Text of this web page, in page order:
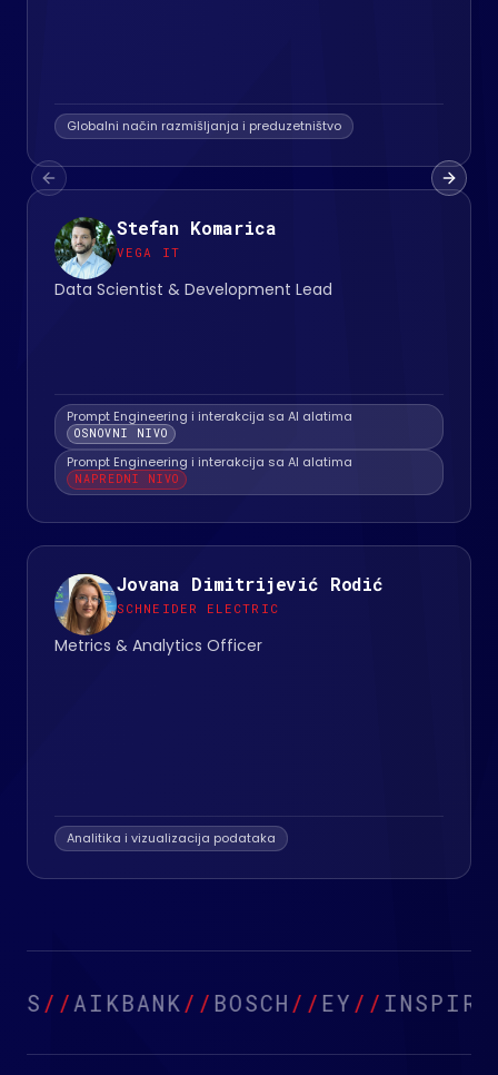
Globalni način razmišljanja i preduzetništvo
Stefan Komarica
VEGA IT
Data Scientist & Development Lead
Prompt Engineering i interakcija sa AI alatima
OSNOVNI NIVO
Prompt Engineering i interakcija sa AI alatima
NAPREDNI NIVO
Jovana Dimitrijević Rodić
SCHNEIDER ELECTRIC
Metrics & Analytics Officer
Analitika i vizualizacija podataka
Previous slide Next
//AIKBANK//BOSCH//EY//INSPIRA